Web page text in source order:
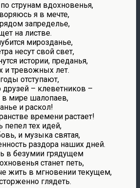
струнам вдохновенья,
я в мечте,
запределье,
на листве.
мирозданье,
несут свой свет,
истории, преданья,
и тревожных лет.
отступают,
друзей – клеветников –
в мире шалопаев,
и раскол!
времени растает!
пепел тех идей,
и музыка святая,
раздора наших дней.
в безумии грядущем
станет петь,
жить в мгновении текущем,
глядеть.